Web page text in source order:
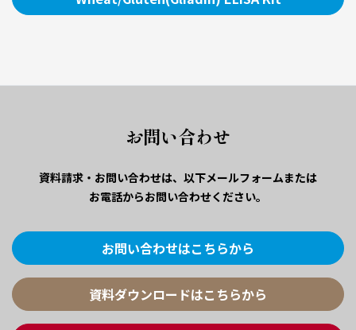
お問い合わせ
資料請求・お問い合わせは、 以下メールフォームまたは
お電話からお問い合わせください。
お問い合わせはこちらから
資料ダウンロードはこちらから